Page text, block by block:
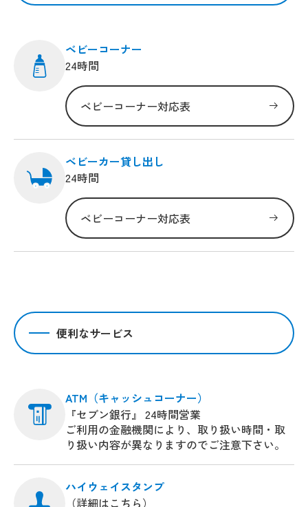
ベビーコーナー
24時間
ベビーコーナー対応表
ベビーカー貸し出し
24時間
ベビーコーナー対応表
便利なサービス
ATM（キャッシュコーナー）
『セブン銀行』 24時間営業
ご利用の金融機関により、取り扱い時間・取
り扱い内容が異なりますのでご注意下さい。
ハイウェイスタンプ
（詳細はこちら）